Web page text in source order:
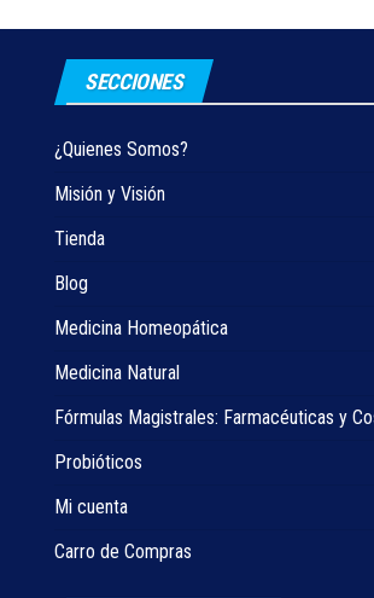
SECCIONES
¿Quienes Somos?
Misión y Visión
Tienda
Blog
Medicina Homeopática
Medicina Natural
Fórmulas Magistrales: Farmacéuticas y
Probióticos
Mi cuenta
Carro de Compras